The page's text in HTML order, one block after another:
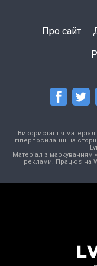
Про сайт
Використання
гіперпосиланні на
Матеріал з маркуванням
реклами. Працює на